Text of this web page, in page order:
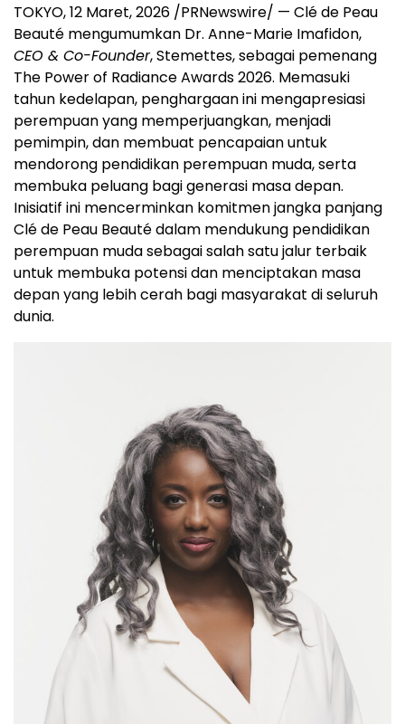
TOKYO, 12 Maret, 2026 /PRNewswire/ — Clé de Peau
Beauté mengumumkan Dr. Anne-Marie Imafidon,
CEO & Co-Founder, Stemettes, sebagai pemenang
The Power of Radiance Awards 2026. Memasuki
tahun kedelapan, penghargaan ini mengapresiasi
perempuan yang memperjuangkan, menjadi
pemimpin, dan membuat pencapaian untuk
mendorong pendidikan perempuan muda, serta
membuka peluang bagi generasi masa depan.
Inisiatif ini mencerminkan komitmen jangka panjang
Clé de Peau Beauté dalam mendukung pendidikan
perempuan muda sebagai salah satu jalur terbaik
untuk membuka potensi dan menciptakan masa
depan yang lebih cerah bagi masyarakat di seluruh
dunia.